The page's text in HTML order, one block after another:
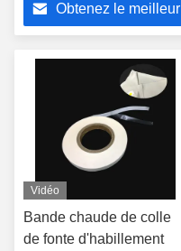
polyuréthane
Obtenez le meilleur
Vidéo
Bande chaude de colle
de fonte d'habillement